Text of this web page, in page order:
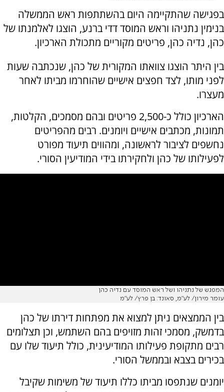
בפגישה שהתקיימה היום בהשתתפות ראש הממשלה
בנימין נתניהו וראש המוסד דדי ברנע, הוצגו לאלמנתו של
כהן, נדיה כהן, פריטים מקוריים מתכולת הארכיון.
בין היתר הוצגו צוואתו המקורית של כהן, שנכתבה שעות
לפני מותו, לצד חפצים אישיים שהוחרמו מביתו לאחר
מעצרו.
הארכיון כולל כ-2,500 פריטים ובהם מסמכים, הקלטות,
תמונות, מכתבים אישיים ויומנים. רבים מהפריטים
נחשפים לציבור לראשונה, ומהווים תיעוד מפורט
לפעילותו של כהן ולחקירתו בידי המודיעין הסורי.
המפגש של נתניהו ושל ראש המוסד עם נדיה כהן
עומר מירון/ לע״מ, סאונד: בן פרץ/ לע״מ
בין הממצאים ניתן למצוא את מפתחות דירתו של כהן
בדמשק, מסמכי זהות מזויפים בהם השתמש, וכן תצלומים
רבים מתקופת פעילותו המודיעינית, כולל תיעוד שלו עם
בכירים בצבא ובממשל הסורי.
יומנים שנתפסו מביתו כללו תיעוד של משימות שקיבל